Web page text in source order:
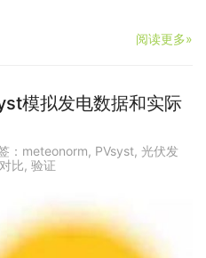
阅读更多»
模拟发电数据和实际
： meteonorm, PVsyst, 光伏发
对比, 验证